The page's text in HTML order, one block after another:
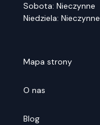
Sobota: Nieczynne
Niedziela: Nieczynne
Mapa strony
O nas
Blog